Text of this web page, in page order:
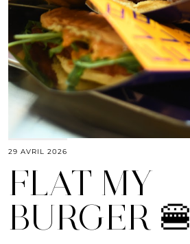
29 AVRIL 2026
FLAT MY
BURGER 🍔